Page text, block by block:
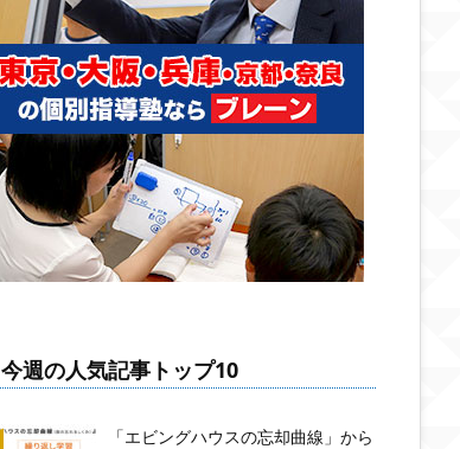
今週の人気記事トップ10
「エビングハウスの忘却曲線」から